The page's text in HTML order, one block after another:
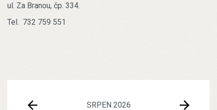
SRPEN 2026
ul. Za Branou, čp. 334.
Tel. 732 759 551